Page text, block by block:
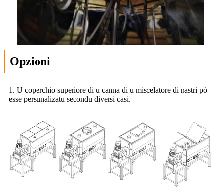
Opzioni
1. U coperchio superiore di u canna di u miscelatore di nastri pò
esse persunalizatu secondu diversi casi.